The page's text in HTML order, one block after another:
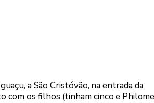
a São Cristóvão, na entrada da
com os filhos (tinham cinco e